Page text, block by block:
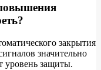
закрытия
значительно
уровень защиты.